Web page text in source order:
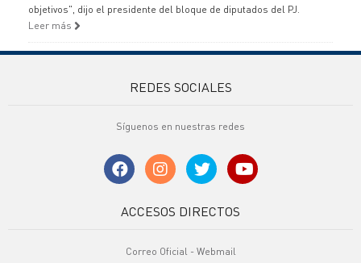
objetivos", dijo el presidente del bloque de diputados del PJ.
Leer más
REDES SOCIALES
Síguenos en nuestras redes
ACCESOS DIRECTOS
Correo Oficial - Webmail